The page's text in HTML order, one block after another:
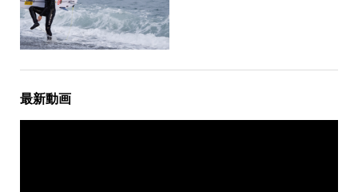
最新動画